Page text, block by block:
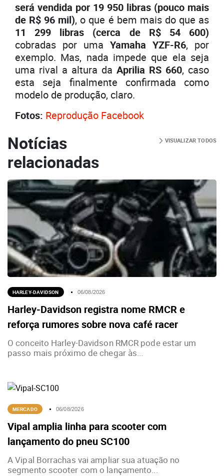
será vendida por 19 950 libras (pouco mais
de R$ 96 mil), o que é bem mais do que as
11 299 libras (cerca de R$ 54 600)
cobradas por uma Yamaha YZF-R6, por
exemplo. Mas, nada impede que ela seja
uma rival a altura da Aprilia RS 660, caso
esta seja finalmente confirmada como
modelo de produção, claro.
Fotos: Reprodução Facebook
Notícias
relacionadas
VISUALIZAR TODOS
HARLEY-DAVIDSON 06/08/2026
Harley-Davidson registra nome RMCR e
reforça rumores sobre nova café racer
O conceito Harley-Davidson RMCR pode estar um
passo mais próximo de chegar às...
MERCADO 06/08/2026
Vipal amplia linha para scooter com
lançamento do pneu SC100
A Vipal Borrachas vai ampliar sua atuação no
segmento scooter com o lançamento...